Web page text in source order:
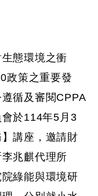
生態環境之衝
政策之重要發
循及審閱CPPA
於114年5 月 3
講座，邀請財
兆麒代理所
綠能與環境研